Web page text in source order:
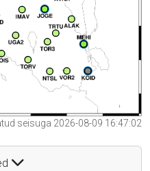
seisuga 2026-08-09 16:47:02